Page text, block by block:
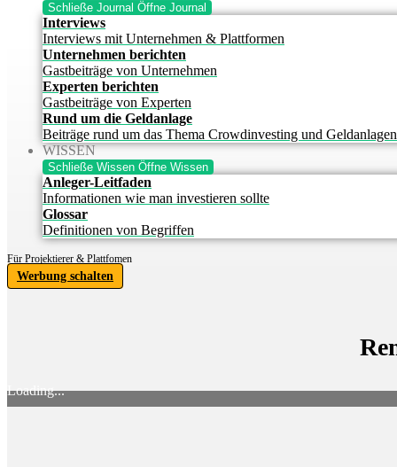
Schließe Journal Öffne Journal
Interviews
Interviews mit Unternehmen & Plattformen
Unternehmen berichten
Gastbeiträge von Unternehmen
Experten berichten
Gastbeiträge von Experten
Rund um die Geldanlage
Beiträge rund um das Thema Crowdinvesting und Geldanlagen
WISSEN
Schließe Wissen Öffne Wissen
Anleger-Leitfaden
Informationen wie man investieren sollte
Glossar
Definitionen von Begriffen
Für Projektierer & Plattfomen
Werbung schalten
Loading...